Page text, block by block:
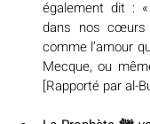
également dit :
dans nos cœurs
comme l’amour
Mecque, ou
[Rapporté par al-